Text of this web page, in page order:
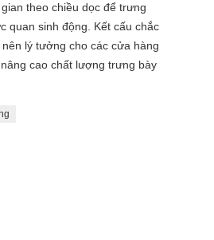
theo chiều dọc để trưng
quan sinh động. Kết cấu chắc
lý tưởng cho các cửa hàng
cao chất lượng trưng bày